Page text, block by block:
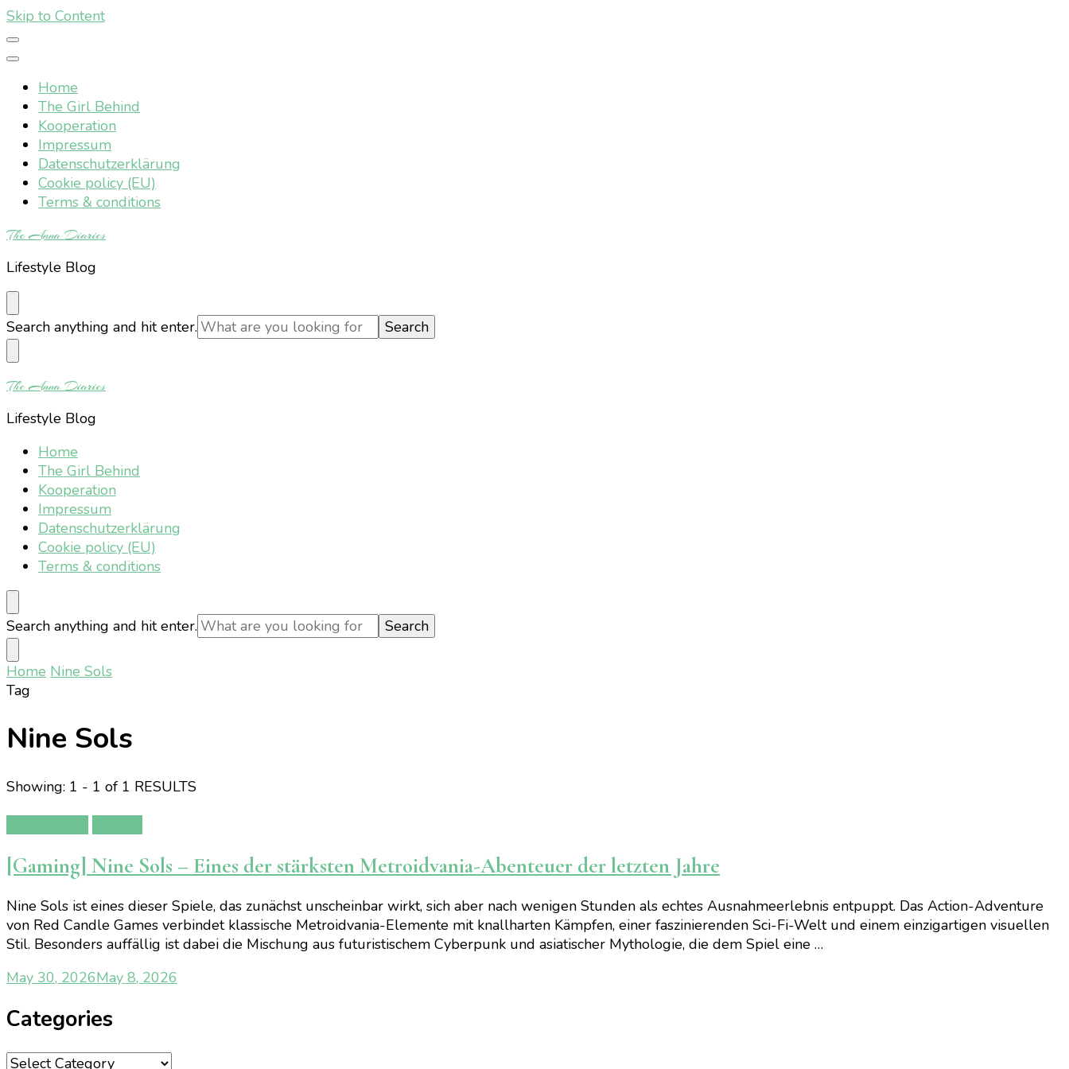
Skip to Content
Home
The Girl Behind
Kooperation
Impressum
Datenschutzerklärung
Cookie policy (EU)
Terms & conditions
The Anna Diaries
Lifestyle Blog
Looking
for
Something?
Search anything and hit enter.
The Anna Diaries
Lifestyle Blog
Home
The Girl Behind
Kooperation
Impressum
Datenschutzerklärung
Cookie policy (EU)
Terms & conditions
Looking
for
Something?
Search anything and hit enter.
Home Nine Sols
Tag
Nine Sols
Showing: 1 - 1 of 1 RESULTS
[Gaming] Nine Sols – Eines der stärksten Metroidvania-Abenteuer der letzten Jahre
Nine Sols ist eines dieser Spiele, das zunächst unscheinbar wirkt, sich aber nach wenigen Stunden als echtes Ausnahmeerlebnis entpuppt. Das Action-Adventure
von Red Candle Games verbindet klassische Metroidvania-Elemente mit knallharten Kämpfen, einer faszinierenden Sci-Fi-Welt und einem einzigartigen visuellen
Stil. Besonders auffällig ist dabei die Mischung aus futuristischem Cyberpunk und asiatischer Mythologie, die dem Spiel eine …
May 30, 2026May 8, 2026
Categories
Categories